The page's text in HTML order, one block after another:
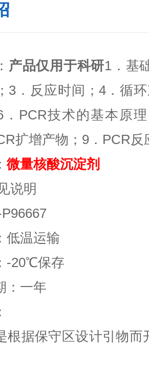
产品仅用于科研1 ．基
3．反应时间； 4．循
． PCR技术的基本原
扩增产物； 9 ． PCR反
微量核酸沉淀剂
说明
低温运输
-20℃保存
：一年
根据保守区设计引物而